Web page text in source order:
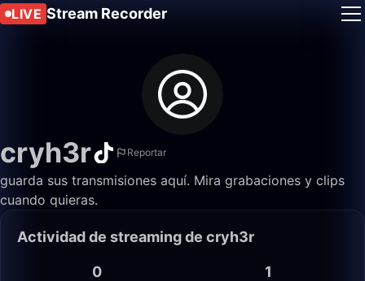
LIVE Stream Recorder
cryh3r Reportar
guarda sus transmisiones aquí. Mira grabaciones y clips
cuando quieras.
Actividad de streaming de cryh3r
0 1